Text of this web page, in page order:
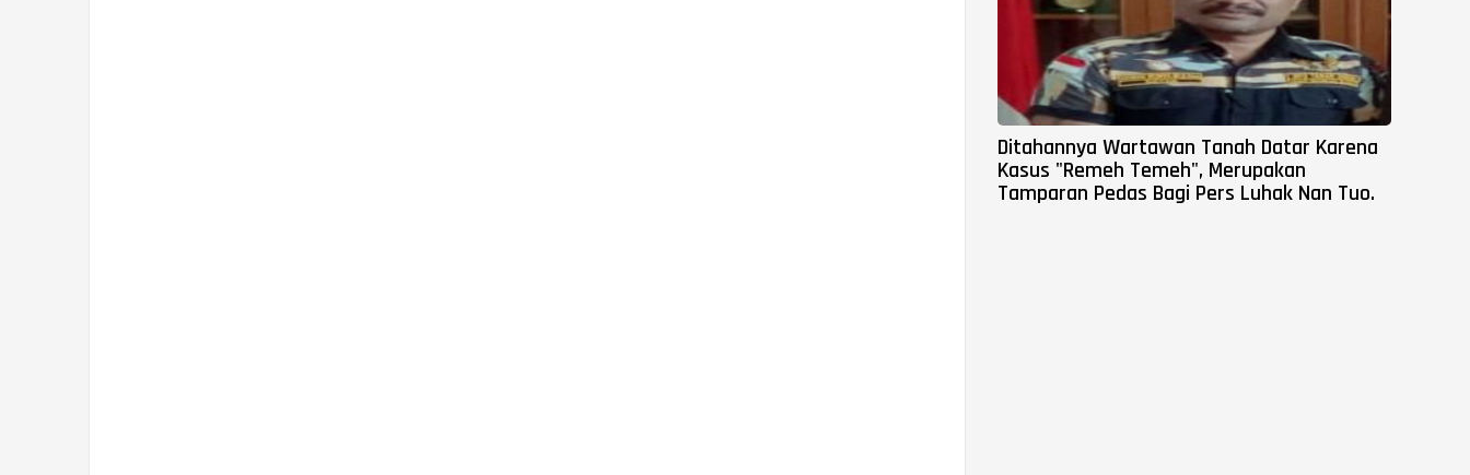
Ditahannya Wartawan Tanah Datar Karena
Kasus "Remeh Temeh", Merupakan
Tamparan Pedas Bagi Pers Luhak Nan Tuo.